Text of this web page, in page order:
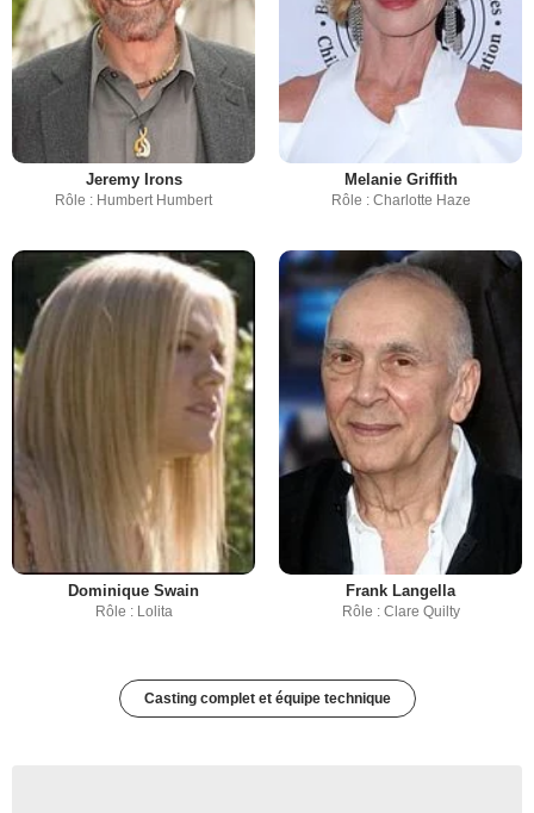
Jeremy Irons
Rôle : Humbert Humbert
Melanie Griffith
Rôle : Charlotte Haze
Dominique Swain
Rôle : Lolita
Frank Langella
Rôle : Clare Quilty
Casting complet et équipe technique